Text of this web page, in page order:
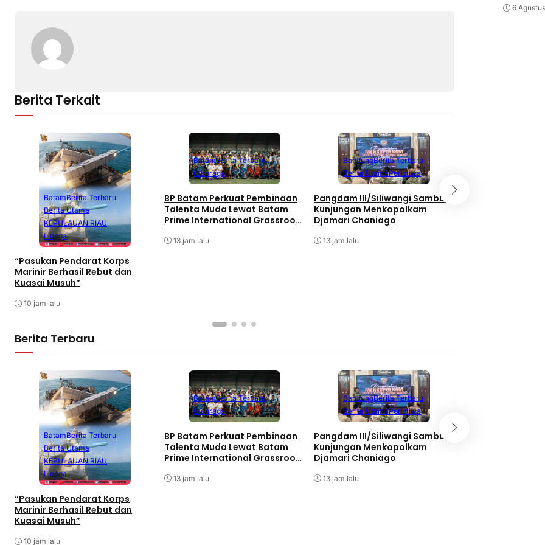
Berita Terkait
BatamBerita Terbaru
Berita Utama
KEPULAUAN RIAU
Lingga
“Pasukan Pendarat Korps
Marinir Berhasil Rebut dan
Kuasai Musuh”
10 jam lalu
BatamBerita Terbaru
Olahraga
BP Batam Perkuat Pembinaan
Talenta Muda Lewat Batam
Prime International Grassroot
13 jam lalu
BandungBerita Terbaru
Berita UtamaPeristiwa
Pangdam III/Siliwangi Sambut
Kunjungan Menkopolkam
Djamari Chaniago
13 jam lalu
Berita Terbaru
BatamBerita Terbaru
Berita Utama
KEPULAUAN RIAU
Lingga
“Pasukan Pendarat Korps
Marinir Berhasil Rebut dan
Kuasai Musuh”
10 jam lalu
BatamBerita Terbaru
Olahraga
BP Batam Perkuat Pembinaan
Talenta Muda Lewat Batam
Prime International Grassroot
13 jam lalu
BandungBerita Terbaru
Berita UtamaPeristiwa
Pangdam III/Siliwangi Sambut
Kunjungan Menkopolkam
Djamari Chaniago
13 jam lalu
6